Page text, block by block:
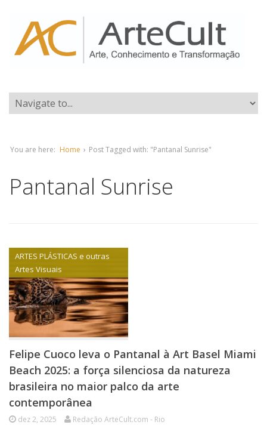
You are here: Home › Post Tagged with: "Pantanal Sunrise"
Pantanal Sunrise
ARTES PLÁSTICAS e outras
Artes Visuais
Felipe Cuoco leva o Pantanal à Art Basel Miami
Beach 2025: a força silenciosa da natureza
brasileira no maior palco da arte
contemporânea
dez 2, 2025 Redação ArteCult.com - Rio